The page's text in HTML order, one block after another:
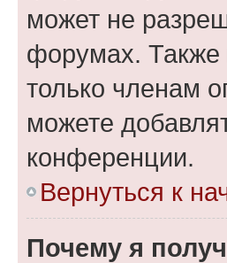
может не
форумах. Также
только членам
можете
конференции.
Вернуться к
Почему я